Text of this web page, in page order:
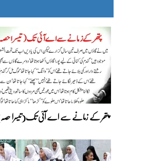
پتھر کے زمانے سے اے آئی تک(تیسرا